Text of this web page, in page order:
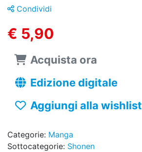
Condividi
€ 5,90
Acquista ora
Edizione digitale
Aggiungi alla wishlist
Categorie: Manga
Sottocategorie: Shonen